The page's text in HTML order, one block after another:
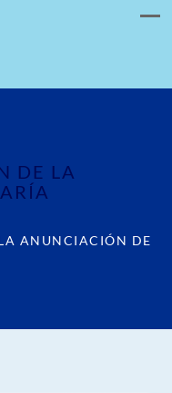
DE LA
ANUNCIACIÓN DE